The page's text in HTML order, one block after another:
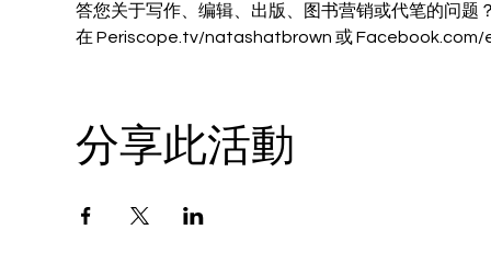
答您关于写作、编辑、出版、图书营销或代笔的问题
在 Periscope.tv/natashatbrown 或 Facebook.com/
分享此活動